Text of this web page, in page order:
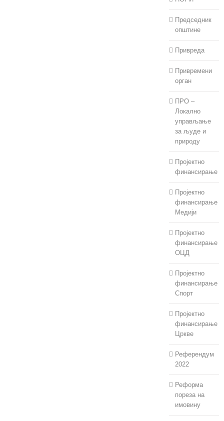
Председник
општине
Привреда
Привремени
орган
ПРО –
Локално
управљање
за људе и
природу
Пројектно
финансирање
Пројектно
финансирање
Медији
Пројектно
финансирање
ОЦД
Пројектно
финансирање
Спорт
Пројектно
финансирање
Цркве
Референдум
2022
Реформа
пореза на
имовину